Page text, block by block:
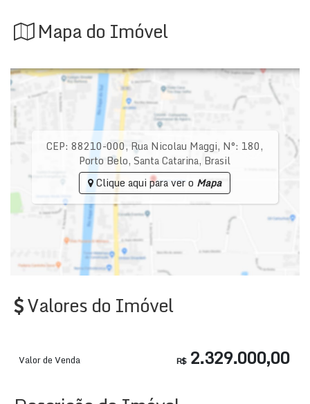
Mapa do Imóvel
CEP: 88210-000, Rua Nicolau Maggi, N°: 180,
Porto Belo,Santa Catarina, Brasil
Clique aqui para ver o Mapa
Valores do Imóvel
R$2.329.000,00
Valor de Venda